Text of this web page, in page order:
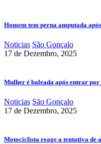
Homem tem perna amputada
Noticias São Gonçalo
17 de Dezembro, 2025
Mulher é baleada após entrar
Noticias São Gonçalo
17 de Dezembro, 2025
Motociclista reage a tentativa de